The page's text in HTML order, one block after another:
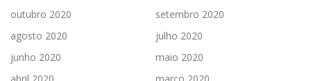
outubro 2020
setembro 2020
agosto 2020
julho 2020
junho 2020
maio 2020
abril 2020
março 2020